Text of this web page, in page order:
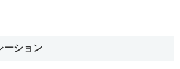
ーション